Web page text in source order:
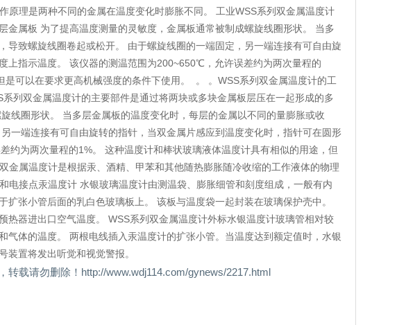
理是两种不同的金属在温度变化时膨胀不同。 工业WSS系列双金属温度计
金属板 为了提高温度测量的灵敏度，金属板通常被制成螺旋线圈形状。 当多
导致螺旋线圈卷起或松开。 由于螺旋线圈的一端固定，另一端连接有可自由旋
上指示温度。 该仪器的测温范围为200~650℃，允许误差约为两次量程的
可以在要求更高机械强度的条件下使用。 。 。WSS系列双金属温度计的工
列双金属温度计的主要部件是通过将两块或多块金属板层压在一起形成的多
线圈形状。 当多层金属板的温度变化时，每层的金属以不同的量膨胀或收
一端连接有可自由旋转的指针，当双金属片感应到温度变化时，指针可在圆形
为两次量程的1%。 这种温度计和棒状玻璃液体温度计具有相似的用途，但
属温度计是根据汞、酒精、甲苯和其他随热膨胀随冷收缩的工作液体的物理
电接点汞温度计 水银玻璃温度计由测温袋、膨胀细管和刻度组成，一般有内
张小管后面的乳白色玻璃板上。 该板与温度袋一起封装在玻璃保护壳中。
热器进出口空气温度。 WSS系列双金属温度计外标水银温度计玻璃管相对较
气体的温度。 两根电线插入汞温度计的扩张小管。当温度达到额定值时，水银
置将发出听觉和视觉警报。
转载请勿删除！http://www.wdj114.com/gynews/2217.html